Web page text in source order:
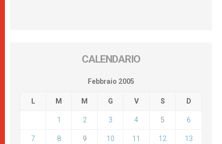
CALENDARIO
Febbraio 2005
L M M G V S D
1 2 3 4 5 6
7 8 9 10 11 12 13